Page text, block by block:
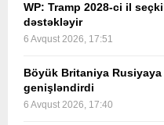
WP: Tramp 2028-ci il
dəstəkləyir
6 Avqust 2026, 17:51
Böyük Britaniya Rusiyaya
genişləndirdi
6 Avqust 2026, 17:40